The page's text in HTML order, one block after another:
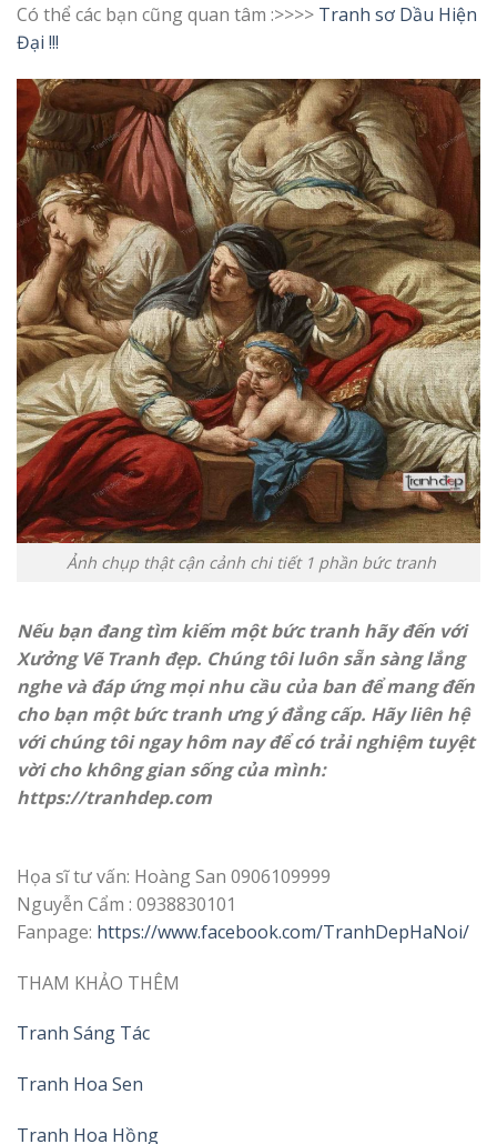
Có thể các bạn cũng quan tâm :>>>> Tranh sơ Dầu Hiện
Đại !!!
Ảnh chụp thật cận cảnh chi tiết 1 phần bức tranh
Nếu bạn đang tìm kiếm một bức tranh hãy đến với
Xưởng Vẽ Tranh đẹp. Chúng tôi luôn sẵn sàng lắng
nghe và đáp ứng mọi nhu cầu của ban để mang đến
cho bạn một bức tranh ưng ý đẳng cấp. Hãy liên hệ
với chúng tôi ngay hôm nay để có trải nghiệm tuyệt
vời cho không gian sống của mình:
https://tranhdep.com
Họa sĩ tư vấn: Hoàng San 0906109999
Nguyễn Cẩm : 0938830101
Fanpage: https://www.facebook.com/TranhDepHaNoi/
THAM KHẢO THÊM
Tranh Sáng Tác
Tranh Hoa Sen
Tranh Hoa Hồng